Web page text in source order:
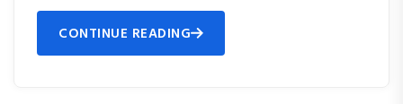
CONTINUE READING